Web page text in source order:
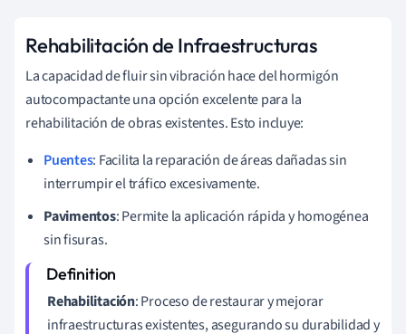
Rehabilitación de Infraestructuras
La capacidad de fluir sin vibración hace del hormigón
autocompactante una opción excelente para la
rehabilitación de obras existentes. Esto incluye:
Puentes: Facilita la reparación de áreas dañadas sin
interrumpir el tráfico excesivamente.
Pavimentos: Permite la aplicación rápida y homogénea
sin fisuras.
Rehabilitación: Proceso de restaurar y mejorar
infraestructuras existentes, asegurando su durabilidad y